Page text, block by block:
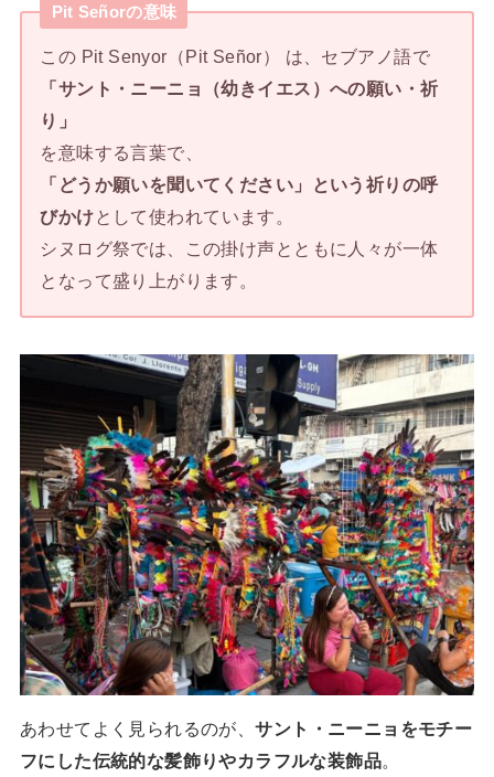
Pit Señorの意味
この Pit Senyor（Pit Señor） は、セブアノ語で
「サント・ニーニョ（幼きイエス）への願い・祈
り」
を意味する言葉で、
「どうか願いを聞いてください」という祈りの呼
びかけとして使われています。
シヌログ祭では、この掛け声とともに人々が一体
となって盛り上がります。
あわせてよく見られるのが、サント・ニーニョをモチー
フにした伝統的な髪飾りやカラフルな装飾品。